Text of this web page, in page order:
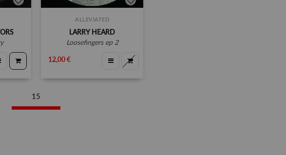
ALLEVIATED
LARRY HEARD
loosefingers ep 2
12,00 €
15